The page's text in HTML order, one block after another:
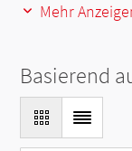
Mehr
Basierend